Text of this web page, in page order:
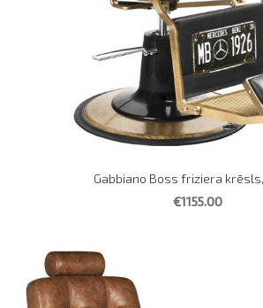
Gabbiano Boss friziera
€1155.00